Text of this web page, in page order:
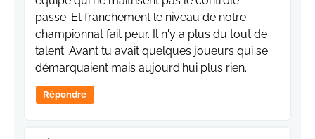
passe. Et franchement le niveau de notre
championnat fait peur. Il n'y a plus du tout de
talent. Avant tu avait quelques joueurs qui se
démarquaient mais aujourd'hui plus rien.
Répondre